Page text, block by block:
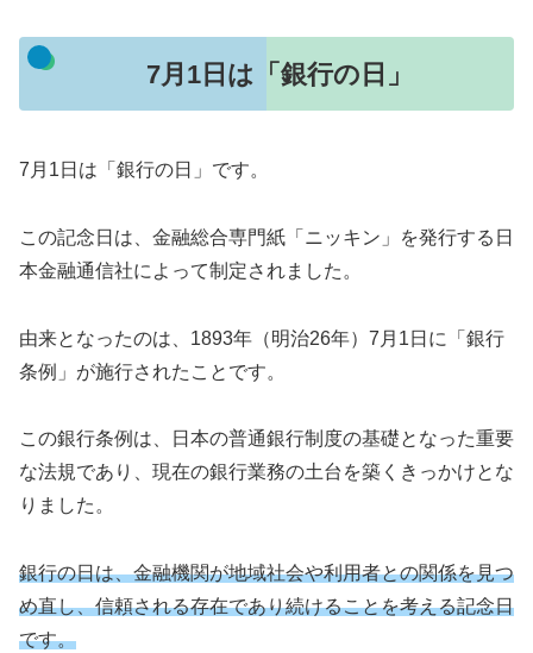
7月1日は「銀行の日」
7月1日は「銀行の日」です。
この記念日は、金融総合専門紙「ニッキン」を発行する日
本金融通信社によって制定されました。
由来となったのは、1893年（明治26年）7月1日に「銀行
条例」が施行されたことです。
この銀行条例は、日本の普通銀行制度の基礎となった重要
な法規であり、現在の銀行業務の土台を築くきっかけとな
りました。
銀行の日は、金融機関が地域社会や利用者との関係を見つ
め直し、信頼される存在であり続けることを考える記念日
です。